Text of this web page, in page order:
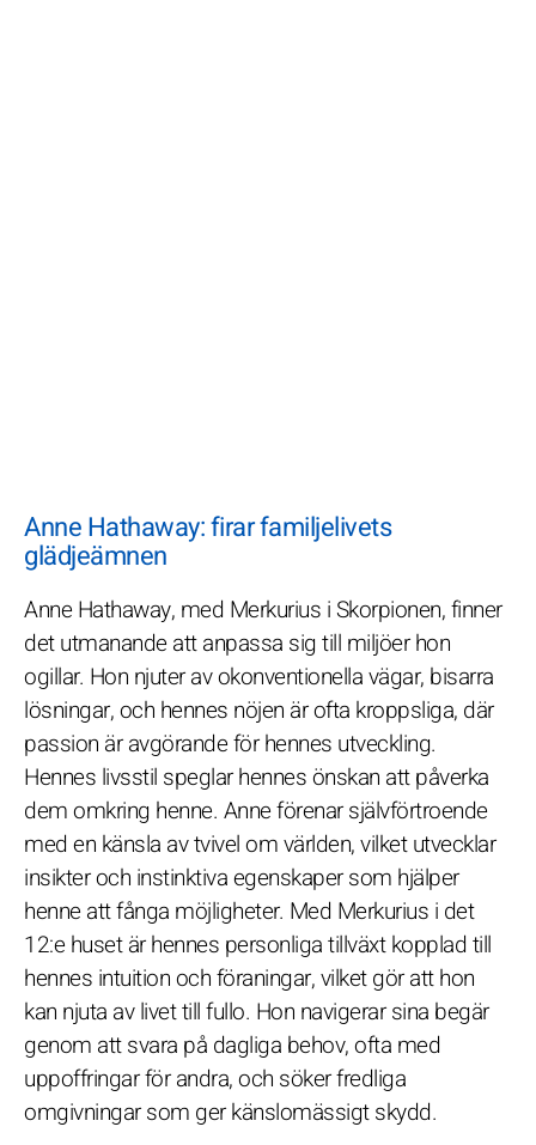
Anne Hathaway: firar familjelivets
glädjeämnen
Anne Hathaway, med Merkurius i Skorpionen, finner
det utmanande att anpassa sig till miljöer hon
ogillar. Hon njuter av okonventionella vägar, bisarra
lösningar, och hennes nöjen är ofta kroppsliga, där
passion är avgörande för hennes utveckling.
Hennes livsstil speglar hennes önskan att påverka
dem omkring henne. Anne förenar självförtroende
med en känsla av tvivel om världen, vilket utvecklar
insikter och instinktiva egenskaper som hjälper
henne att fånga möjligheter. Med Merkurius i det
12:e huset är hennes personliga tillväxt kopplad till
hennes intuition och föraningar, vilket gör att hon
kan njuta av livet till fullo. Hon navigerar sina begär
genom att svara på dagliga behov, ofta med
uppoffringar för andra, och söker fredliga
omgivningar som ger känslomässigt skydd.